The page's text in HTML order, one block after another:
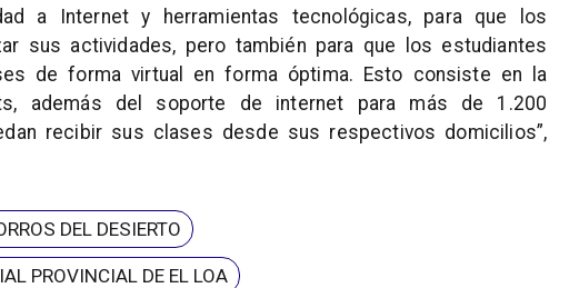
a Internet y herramientas tecnológicas, para que los
sus actividades, pero también para que los estudiantes
de forma virtual en forma óptima. Esto consiste en la
además del soporte de internet para más de 1.200
recibir sus clases desde sus respectivos domicilios”,
DEL DESIERTO
PROVINCIAL DE EL LOA